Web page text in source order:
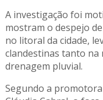
A investigação foi
mostram o despejo
no litoral da cidade,
clandestinas tanto na
drenagem pluvial.
Segundo a